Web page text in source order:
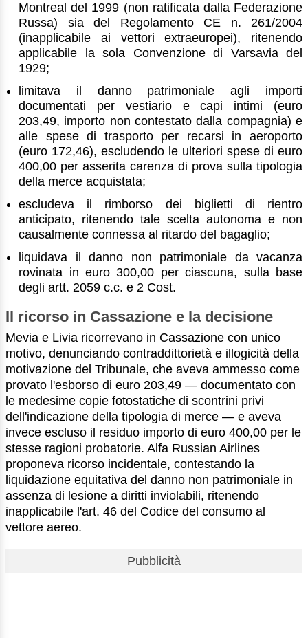
Montreal del 1999 (non ratificata dalla Federazione
Russa) sia del Regolamento CE n. 261/2004
(inapplicabile ai vettori extraeuropei), ritenendo
applicabile la sola Convenzione di Varsavia del
1929;
limitava il danno patrimoniale agli importi
documentati per vestiario e capi intimi (euro
203,49, importo non contestato dalla compagnia) e
alle spese di trasporto per recarsi in aeroporto
(euro 172,46), escludendo le ulteriori spese di euro
400,00 per asserita carenza di prova sulla tipologia
della merce acquistata;
escludeva il rimborso dei biglietti di rientro
anticipato, ritenendo tale scelta autonoma e non
causalmente connessa al ritardo del bagaglio;
liquidava il danno non patrimoniale da vacanza
rovinata in euro 300,00 per ciascuna, sulla base
degli artt. 2059 c.c. e 2 Cost.
Il ricorso in Cassazione e la decisione
Mevia e Livia ricorrevano in Cassazione con unico
motivo, denunciando contraddittorietà e illogicità della
motivazione del Tribunale, che aveva ammesso come
provato l'esborso di euro 203,49 — documentato con
le medesime copie fotostatiche di scontrini privi
dell'indicazione della tipologia di merce — e aveva
invece escluso il residuo importo di euro 400,00 per le
stesse ragioni probatorie. Alfa Russian Airlines
proponeva ricorso incidentale, contestando la
liquidazione equitativa del danno non patrimoniale in
assenza di lesione a diritti inviolabili, ritenendo
inapplicabile l'art. 46 del Codice del consumo al
vettore aereo.
Pubblicità